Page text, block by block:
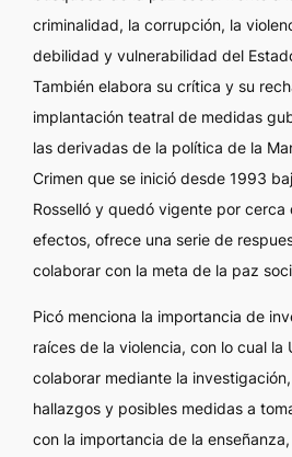
criminalidad, la corrupción, la
debilidad y vulnerabilidad del
También elabora su crítica y su
implantación teatral de medidas
las derivadas de la política de la
Crimen que se inició desde 1993
Rosselló y quedó vigente por cerca
efectos, ofrece una serie de
colaborar con la meta de la paz
Picó menciona la importancia de
raíces de la violencia, con lo cual la
colaborar mediante la
hallazgos y posibles medidas a
con la importancia de la